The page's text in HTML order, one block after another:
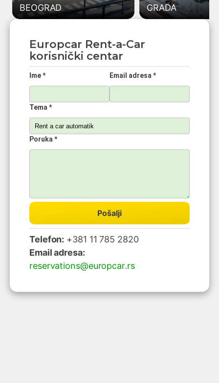
BEOGRAD
GRADA
Europcar Rent-a-Car
korisnički centar
Ime * Email adresa *
Tema *
Poruka *
Pošalji
Telefon: +381 11 785 2820
Email adresa:
reservations@europcar.rs